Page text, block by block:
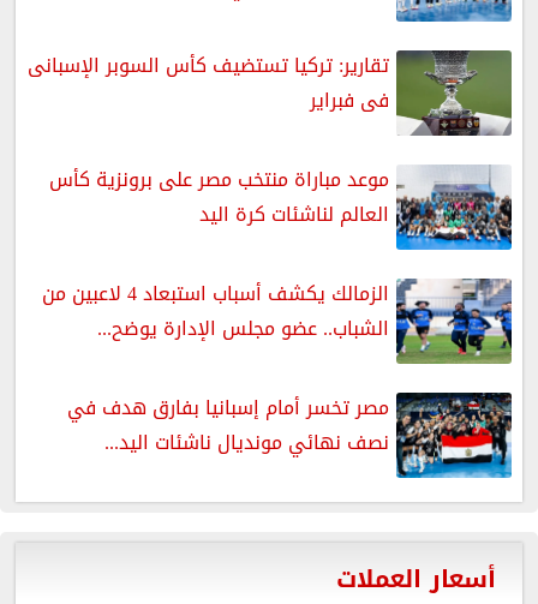
تقارير: تركيا تستضيف كأس السوبر الإسبانى
فى فبراير
موعد مباراة منتخب مصر على برونزية كأس
العالم لناشئات كرة اليد
الزمالك يكشف أسباب استبعاد 4 لاعبين من
الشباب.. عضو مجلس الإدارة يوضح...
مصر تخسر أمام إسبانيا بفارق هدف في
نصف نهائي مونديال ناشئات اليد...
أسعار العملات